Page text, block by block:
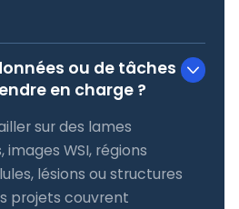
ou de tâches
en charge ?
sur des lames
WSI, régions
lésions ou structures
projets couvrent